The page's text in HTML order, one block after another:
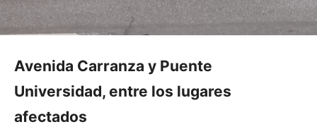
Avenida Carranza y Puente
Universidad, entre los lugares
afectados